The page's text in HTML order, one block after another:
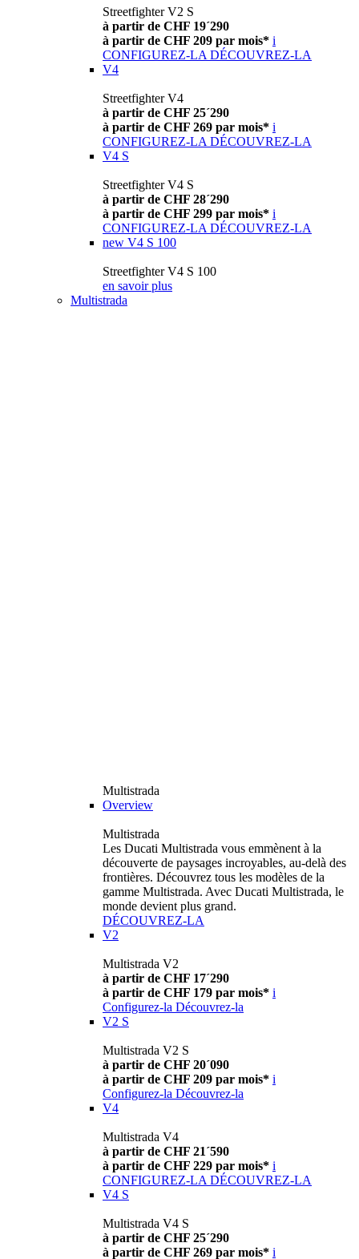
Streetfighter V2 S
à partir de CHF 19´290
à partir de CHF 209 par mois* i
CONFIGUREZ-LA DÉCOUVREZ-LA
V4
Streetfighter V4
à partir de CHF 25´290
à partir de CHF 269 par mois* i
CONFIGUREZ-LA DÉCOUVREZ-LA
V4 S
Streetfighter V4 S
à partir de CHF 28´290
à partir de CHF 299 par mois* i
CONFIGUREZ-LA DÉCOUVREZ-LA
new V4 S 100
Streetfighter V4 S 100
en savoir plus
Multistrada
Multistrada
Overview
Multistrada
Les Ducati Multistrada vous emmènent à la
découverte de paysages incroyables, au-delà des
frontières. Découvrez tous les modèles de la
gamme Multistrada. Avec Ducati Multistrada, le
monde devient plus grand.
DÉCOUVREZ-LA
V2
Multistrada V2
à partir de CHF 17´290
à partir de CHF 179 par mois* i
Configurez-la Découvrez-la
V2 S
Multistrada V2 S
à partir de CHF 20´090
à partir de CHF 209 par mois* i
Configurez-la Découvrez-la
V4
Multistrada V4
à partir de CHF 21´590
à partir de CHF 229 par mois* i
CONFIGUREZ-LA DÉCOUVREZ-LA
V4 S
Multistrada V4 S
à partir de CHF 25´290
à partir de CHF 269 par mois* i